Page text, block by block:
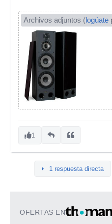
Archivos adjuntos (logúate
1
1 respuesta directa
OFERTAS EN